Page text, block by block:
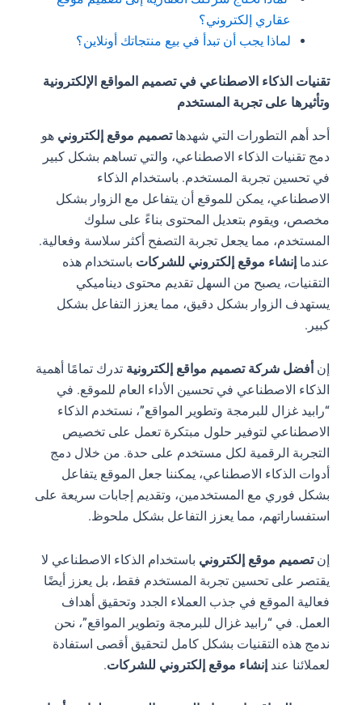
عقاري إلكتروني؟
لماذا يجب أن تبدأ في بيع منتجاتك أونلاين؟
تقنيات الذكاء الاصطناعي في تصميم المواقع الإلكترونية
وتأثيرها على تجربة المستخدم
أحد أهم التطورات التي شهدهاتصميم موقع إلكترونيهو
دمج تقنيات الذكاء الاصطناعي، والتي تساهم بشكل كبير
في تحسين تجربة المستخدم. باستخدام الذكاء
الاصطناعي، يمكن للموقع أن يتفاعل مع الزوار بشكل
مخصص، ويقوم بتعديل المحتوى بناءً على سلوك
المستخدم، مما يجعل تجربة التصفح أكثر سلاسة وفعالية.
عندماإنشاء موقع إلكتروني للشركاتباستخدام هذه
التقنيات، يصبح من السهل تقديم محتوى ديناميكي
يستهدف الزوار بشكل دقيق، مما يعزز التفاعل بشكل
كبير.
إنأفضل شركة تصميم مواقع إلكترونيةتدرك تمامًا أهمية
الذكاء الاصطناعي في تحسين الأداء العام للموقع. في
“رابيد غزال للبرمجة وتطوير المواقع”، نستخدم الذكاء
الاصطناعي لتوفير حلول مبتكرة تعمل على تخصيص
التجربة الرقمية لكل مستخدم على حدة. من خلال دمج
أدوات الذكاء الاصطناعي، يمكننا جعل الموقع يتفاعل
بشكل فوري مع المستخدمين، وتقديم إجابات سريعة على
استفساراتهم، مما يعزز التفاعل بشكل ملحوظ.
إنتصميم موقع إلكترونيباستخدام الذكاء الاصطناعي لا
يقتصر على تحسين تجربة المستخدم فقط، بل يعزز أيضًا
فعالية الموقع في جذب العملاء الجدد وتحقيق أهداف
العمل. في “رابيد غزال للبرمجة وتطوير المواقع”، نحن
ندمج هذه التقنيات بشكل كامل لتحقيق أقصى استفادة
لعملائنا عندإنشاء موقع إلكتروني للشركات.